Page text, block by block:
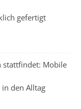
gefertigt
stattfindet: Mobile
in den Alltag